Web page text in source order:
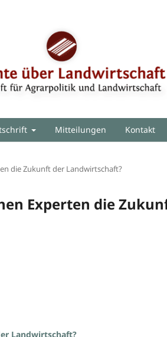
Mitteilungen Kontakt
die Zukunft der Landwirtschaft?
Experten die
Landwirtschaft?